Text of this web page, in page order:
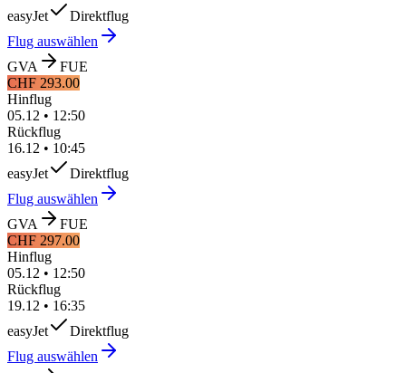
easyJet
Direktflug
Flug auswählen
GVA
FUE
CHF 293.00
Hinflug
05.12 • 12:50
Rückflug
16.12 • 10:45
easyJet
Direktflug
Flug auswählen
GVA
FUE
CHF 297.00
Hinflug
05.12 • 12:50
Rückflug
19.12 • 16:35
easyJet
Direktflug
Flug auswählen